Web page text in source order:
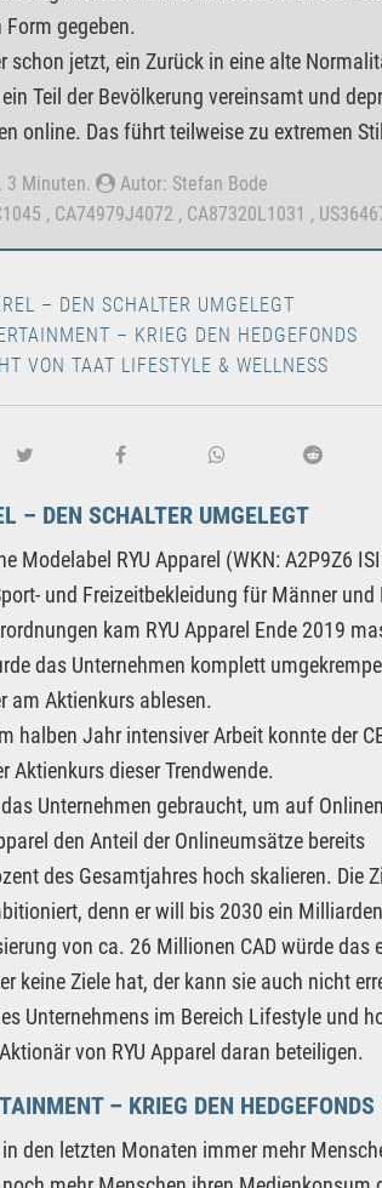
gegeben.
schon jetzt, ein Zurück in eine alte
Teil der Bevölkerung vereinsamt und
online. Das führt teilweise zu extremen
3 Minuten.
Autor: Stefan Bode
, CA74979J4072 , CA87320L1031 ,
– DEN SCHALTER UMGELEGT
– KRIEG DEN HEDGEFONDS
VON TAAT LIFESTYLE & WELLNESS
– DEN SCHALTER UMGELEGT
Modelabel RYU Apparel (WKN: A2P9Z6
und Freizeitbekleidung für Männer
kam RYU Apparel Ende 2019
das Unternehmen komplett
am Aktienkurs ablesen.
halben Jahr intensiver Arbeit konnte der
Aktienkurs dieser Trendwende.
Unternehmen gebraucht, um auf
den Anteil der Onlineumsätze bereits
des Gesamtjahres hoch skalieren. Die
denn er will bis 2030 ein
von ca. 26 Millionen CAD würde das
keine Ziele hat, der kann sie auch nicht
Unternehmens im Bereich Lifestyle und
von RYU Apparel daran beteiligen.
– KRIEG DEN HEDGEFONDS
den letzten Monaten immer mehr